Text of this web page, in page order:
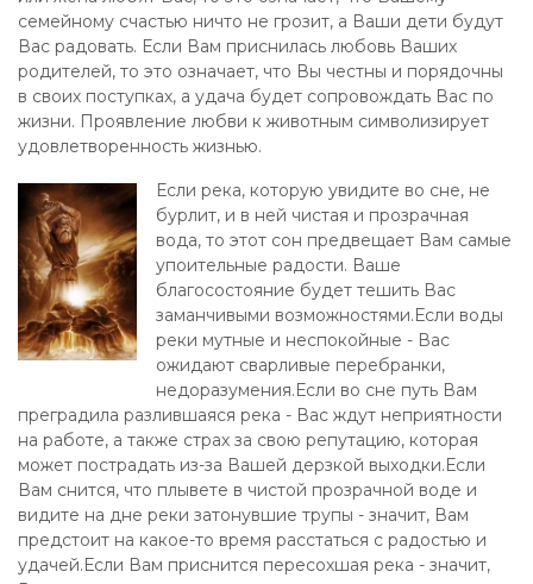
семейному счастью ничто не грозит, а Ваши дети будут
Вас радовать. Если Вам приснилась любовь Ваших
родителей, то это означает, что Вы честны и порядочны
в своих поступках, а удача будет сопровождать Вас по
жизни. Проявление любви к животным символизирует
удовлетворенность жизнью.
Если река, которую увидите во сне, не
бурлит, и в ней чистая и прозрачная
вода, то этот сон предвещает Вам самые
упоительные радости. Ваше
благосостояние будет тешить Вас
заманчивыми возможностями.Если воды
реки мутные и неспокойные - Вас
ожидают сварливые перебранки,
недоразумения.Если во сне путь Вам
преградила разлившаяся река - Вас ждут неприятности
на работе, а также страх за свою репутацию, которая
может пострадать из-за Вашей дерзкой выходки.Если
Вам снится, что плывете в чистой прозрачной воде и
видите на дне реки затонувшие трупы - значит, Вам
предстоит на какое-то время расстаться с радостью и
удачей.Если Вам приснится пересохшая река - значит,